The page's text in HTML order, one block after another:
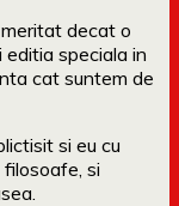
decat o
speciala in
cat suntem de
si eu cu
si